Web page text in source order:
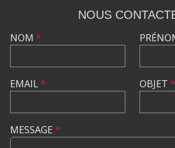
NOUS
NOM *
EMAIL* OBJET *
MESSAGE *